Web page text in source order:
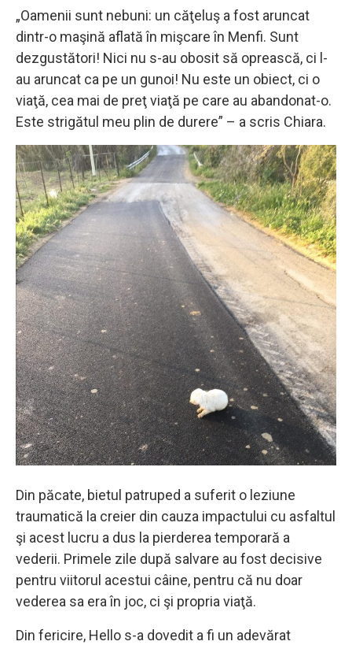
„Oamenii sunt nebuni: un căţeluş a fost aruncat
dintr-o maşină aflată în mişcare în Menfi. Sunt
dezgustători! Nici nu s-au obosit să oprească, ci l-
au aruncat ca pe un gunoi! Nu este un obiect, ci o
viaţă, cea mai de preţ viaţă pe care au abandonat-o.
Este strigătul meu plin de durere” – a scris Chiara.
Din păcate, bietul patruped a suferit o leziune
traumatică la creier din cauza impactului cu asfaltul
şi acest lucru a dus la pierderea temporară a
vederii. Primele zile după salvare au fost decisive
pentru viitorul acestui câine, pentru că nu doar
vederea sa era în joc, ci şi propria viaţă.
Din fericire, Hello s-a dovedit a fi un adevărat